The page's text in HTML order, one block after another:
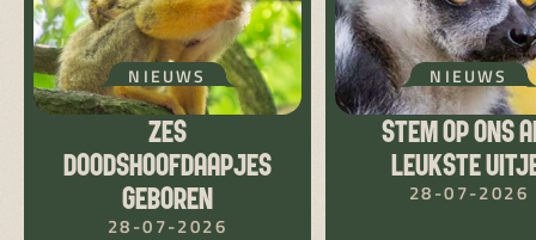
NIEUWS
ZES
DOODSHOOFDAAPJES
GEBOREN
28-07-2026
NIEUWS
STEM OP ONS
LEUKSTE
28-07-2026